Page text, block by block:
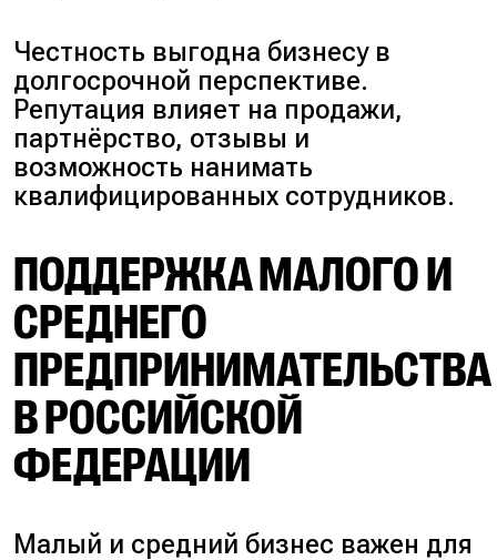
Честность выгодна бизнесу в
долгосрочной перспективе.
Репутация влияет на продажи,
партнёрство, отзывы и
возможность нанимать
квалифицированных сотрудников.
ПОДДЕРЖКА МАЛОГО И
СРЕДНЕГО
ПРЕДПРИНИМАТЕЛЬСТВА
В РОССИЙСКОЙ
ФЕДЕРАЦИИ
Малый и средний бизнес важен для